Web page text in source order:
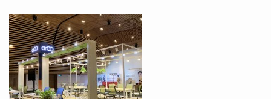
BOOTH TRIỄN LÃM
DOVE